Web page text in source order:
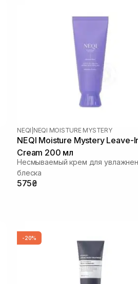
NEQI NEQI MOISTURE MYSTERY
NEQI Moisture Mystery Leave-
Cream 200 мл
Несмываемый крем для
блеска
575₴
-20%